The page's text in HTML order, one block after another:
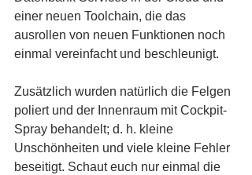
einer neuen Toolchain, die das
ausrollen von neuen Funktionen noch
einmal vereinfacht und beschleunigt.
Zusätzlich wurden natürlich die Felgen
poliert und der Innenraum mit Cockpit-
Spray behandelt; d. h. kleine
Unschönheiten und viele kleine Fehler
beseitigt. Schaut euch nur einmal die